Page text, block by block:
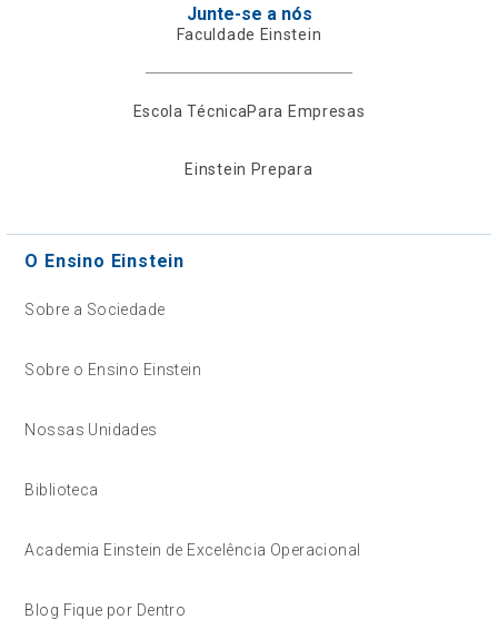
Junte-se a nós
Faculdade Einstein
Escola TécnicaPara Empresas
Einstein Prepara
O Ensino Einstein
Sobre a Sociedade
Sobre o Ensino Einstein
Nossas Unidades
Biblioteca
Academia Einstein de Excelência Operacional
Blog Fique por Dentro